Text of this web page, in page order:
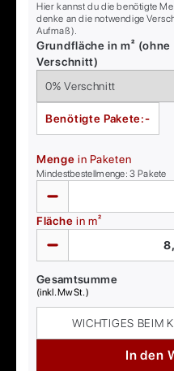
Hier kannst du die benötigte
denke an die notwendige
Aufmaß).
Grundfläche in m² (ohne
Verschnitt)
Benötigte Pakete:-
Menge in Paketen
Mindestbestellmenge:3 Pakete
Fläche in m²
Gesamtsumme
(inkl. MwSt.)
WICHTIGES BEIM
In den